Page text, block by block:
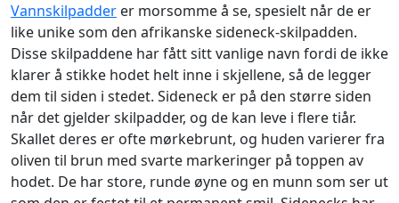
Vannskilpadder er morsomme å se, spesielt når de er
like unike som den afrikanske sideneck-skilpadden.
Disse skilpaddene har fått sitt vanlige navn fordi de ikke
klarer å stikke hodet helt inne i skjellene, så de legger
dem til siden i stedet. Sideneck er på den større siden
når det gjelder skilpadder, og de kan leve i flere tiår.
Skallet deres er ofte mørkebrunt, og huden varierer fra
oliven til brun med svarte markeringer på toppen av
hodet. De har store, runde øyne og en munn som ser ut